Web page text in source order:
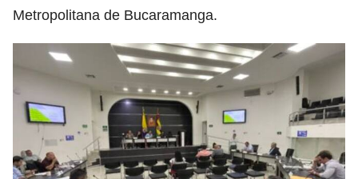
Metropolitana de Bucaramanga.